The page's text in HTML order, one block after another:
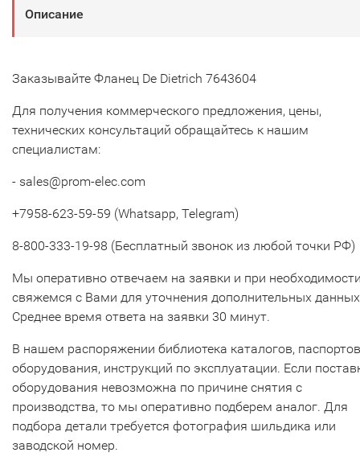
Описание
Заказывайте Фланец De Dietrich 7643604
Для получения коммерческого предложения, цены,
технических консультаций обращайтесь к нашим
специалистам:
- sales@prom-elec.com
+7958-623-59-59 (Whatsapp, Telegram)
8-800-333-19-98 (Бесплатный звонок из любой точки РФ)
Мы оперативно отвечаем на заявки и при
свяжемся с Вами для уточнения дополнительных
Среднее время ответа на заявки 30 минут.
В нашем распоряжении библиотека каталогов, паспортов
оборудования, инструкций по эксплуатации. Если
оборудования невозможна по причине снятия с
производства, то мы оперативно подберем аналог. Для
подбора детали требуется фотография шильдика или
заводской номер.